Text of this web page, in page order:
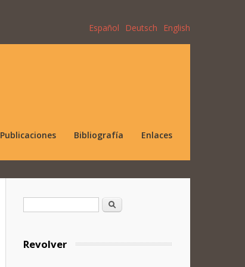
Español Deutsch English
Publicaciones Bibliografía Enlaces
Formulario de búsqueda
Buscar
Revolver